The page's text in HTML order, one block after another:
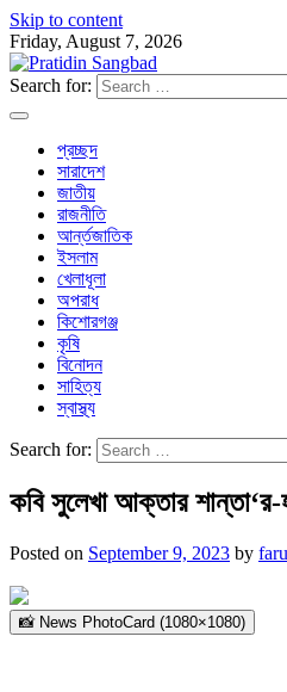
Skip to content
Friday, August 7, 2026
Search for:
প্রচ্ছদ
সারাদেশ
জাতীয়
রাজনীতি
আর্ন্তজাতিক
ইসলাম
খেলাধূলা
অপরাধ
কিশোরগঞ্জ
কৃষি
বিনোদন
সাহিত্য
স্বাস্থ্য
Search for:
কবি সুলেখা আক্তার শান্তা‘র-
Posted on September 9, 2023 by
📸 News PhotoCard (1080×1080)